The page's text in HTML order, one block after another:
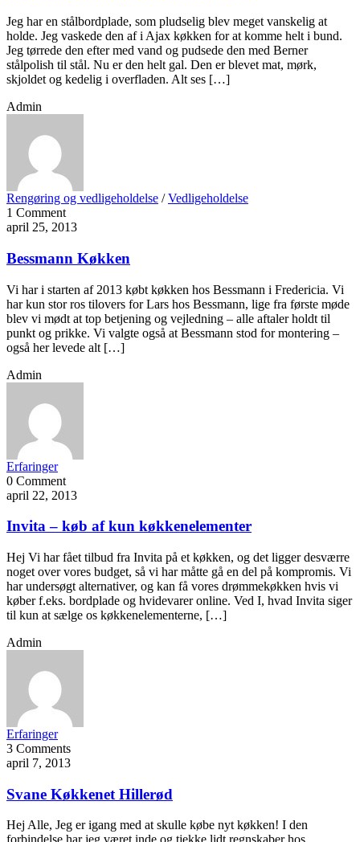
Jeg har en stålbordplade, som pludselig blev meget vanskelig at
holde. Jeg vaskede den af i Ajax køkken for at komme helt i bund.
Jeg tørrede den efter med vand og pudsede den med Berner
stålpolish til stål. Nu er den helt gal. Den er blevet mat, mørk,
skjoldet og kedelig i overfladen. Alt ses […]
Admin
Rengøring og vedligeholdelse /Vedligeholdelse
1 Comment
april 25, 2013
Bessmann Køkken
Vi har i starten af 2013 købt køkken hos Bessmann i Fredericia. Vi
har kun stor ros tilovers for Lars hos Bessmann, lige fra første møde
blev vi mødt at top betjening og vejledning – alle aftaler holdt til
punkt og prikke. Vi valgte også at Bessmann stod for montering –
også her levede alt […]
Admin
Erfaringer
0 Comment
april 22, 2013
Invita – køb af kun køkkenelementer
Hej Vi har fået tilbud fra Invita på et køkken, og det ligger desværre
noget over vores budget, så vi har måtte gå en del på kompromis. Vi
har undersøgt alternativer, og kan få vores drømmekøkken hvis vi
køber f.eks. bordplade og hvidevarer online. Ved I, hvad Invita siger
til kun at sælge os køkkenelementerne, […]
Admin
Erfaringer
3 Comments
april 7, 2013
Svane Køkkenet Hillerød
Hej Alle, Jeg er igang med at skulle købe nyt køkken! I den